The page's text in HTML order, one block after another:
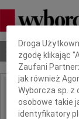
Nekrologi
IMIĘ I
Dbamy o Twoją
Droga
zgodę klikając
Zaufani
jak również
Wyborcza sp. z
osobowe takie
identyfikatory